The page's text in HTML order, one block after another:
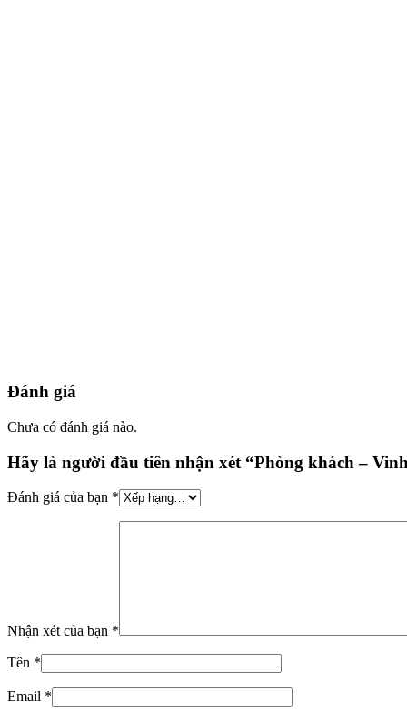
Đánh giá
Chưa có đánh giá nào.
Hãy là người đầu tiên nhận xét “Phòng khách –
Đánh giá của bạn *
Nhận xét của bạn *
Tên *
Email *